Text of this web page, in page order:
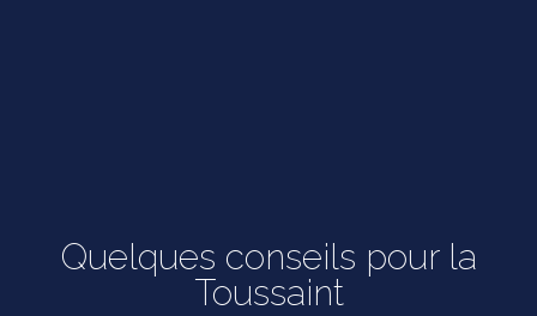
Quelques conseils pour la
Toussaint